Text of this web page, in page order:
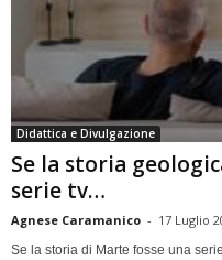
Didattica e Divulgazione
Se la storia
serie tv…
Agnese Caramanico - 17 Luglio
Se la storia di Marte fosse una